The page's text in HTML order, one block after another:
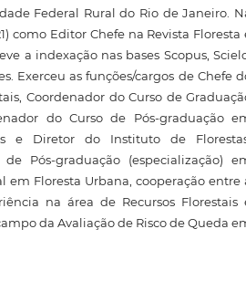
Federal Rural do Rio de Janeiro.
como Editor Chefe na Revista Floresta
a indexação nas bases Scopus,
Exerceu as funções/cargos de Chefe
Coordenador do Curso de
do Curso de Pós-graduação
e Diretor do Instituto de
Pós-graduação (especialização)
em Floresta Urbana, cooperação entre
na área de Recursos Florestais
da Avaliação de Risco de Queda